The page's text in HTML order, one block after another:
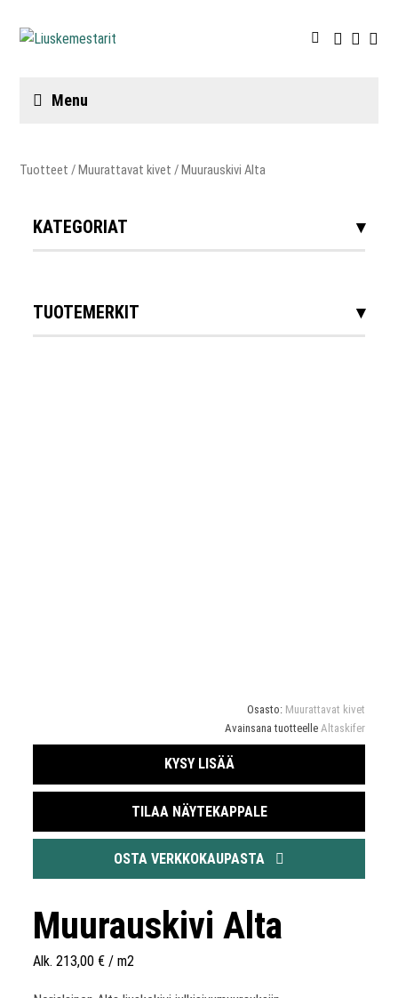
Menu
Tuotteet /Muurattavat kivet / Muurauskivi Alta
KATEGORIAT
TUOTEMERKIT
Osasto: Muurattavat kivet
Avainsana tuotteelle Altaskifer
KYSY LISÄÄ
TILAA NÄYTEKAPPALE
OSTA VERKKOKAUPASTA
Muurauskivi Alta
Alk.213,00 € / m2